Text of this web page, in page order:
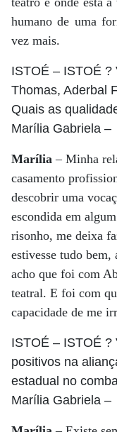
humano de uma
vez mais.
ISTOÉ – ISTOÉ ?
Thomas, Aderbal
Quais as
Marília Gabriela –
Marília – Minha
casamento
descobrir uma
escondida em
risonho, me deixa
estivesse tudo bem,
acho que foi com
teatral. E foi com
capacidade de me
ISTOÉ – ISTOÉ ?
positivos na
estadual no
Marília Gabriela –